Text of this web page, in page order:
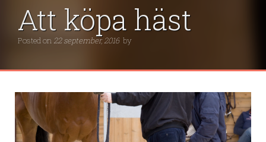
Att köpa häst
Posted on 22 september, 2016 by